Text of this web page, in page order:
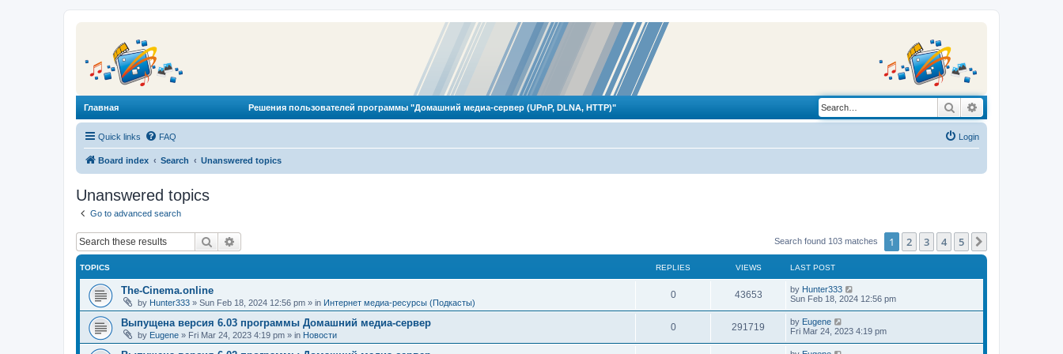
Главная Решения пользователей программы "Домашний медиа-сервер (UPnP, DLNA, HTTP)" Search
Quick links FAQ Login
Board index Search Unanswered topics
Unanswered topics
Go to advanced search
Search Search found 103 matches 1 2 3 4 5
TOPICS REPLIES VIEWS LAST POST
The-Cinema.online
by Hunter333 » Sun Feb 18, 2024 12:56 pm » in Интернет медиа-ресурсы (Подкасты)
0R
e
43653V
i
L
a
t
p
o
s
by Hunter333
Sun Feb 18, 2024 12:56 pm
Выпущена версия 6.03 программы Домашний медиа-сервер
by Eugene » Fri Mar 24, 2023 4:19 pm » in Новости
0R
e
291719
i
L
a
t
by Eugene
Fri Mar 24, 2023 4:19 pm